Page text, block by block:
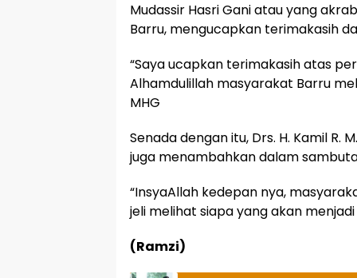
Mudassir Hasri Gani atau yang
Barru, mengucapkan terimakasih
“Saya ucapkan terimakasih atas
Alhamdulillah masyarakat Barru
MHG
Senada dengan itu, Drs. H. Kamil R.
juga menambahkan dalam
“InsyaAllah kedepan nya,
jeli melihat siapa yang akan
(Ramzi)